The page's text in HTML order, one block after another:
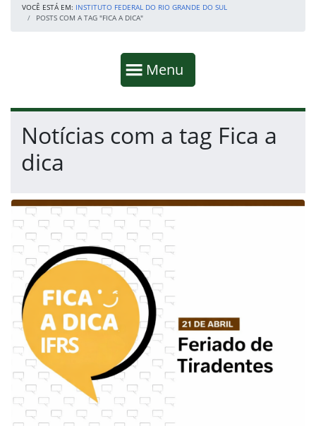
VOCÊ ESTÁ EM: INSTITUTO FEDERAL DO RIO GRANDE DO SUL
POSTS COM A TAG "FICA A DICA"
Mostrar
Menu
Fim da navegação
Início do conteúdo
Notícias com a tag Fica a
dica